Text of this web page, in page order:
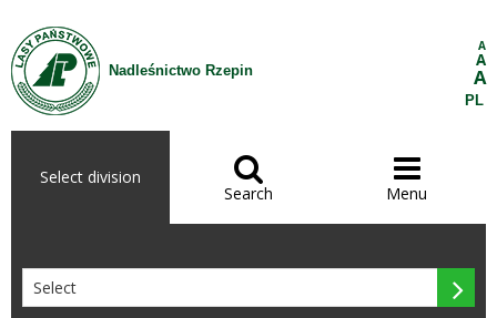
Skip to Content
Nadleśnictwo Rzepin
A
A
A
PL
Select division 
Search

Menu
